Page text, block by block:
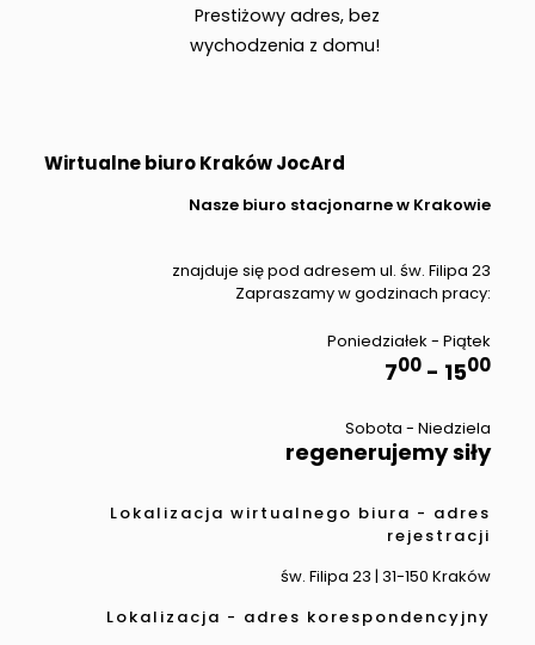
Prestiżowy adres, bez
wychodzenia z domu!
Wirtualne biuro Kraków JocArd
Nasze biuro stacjonarne w Krakowie
znajduje się pod adresem ul. św. Filipa 23
Zapraszamy w godzinach pracy:
Poniedziałek - Piątek
700 - 1500
Sobota - Niedziela
regenerujemy siły
Lokalizacja wirtualnego biura - adres
rejestracji
św. Filipa 23 | 31-150 Kraków
Lokalizacja - adres korespondencyjny